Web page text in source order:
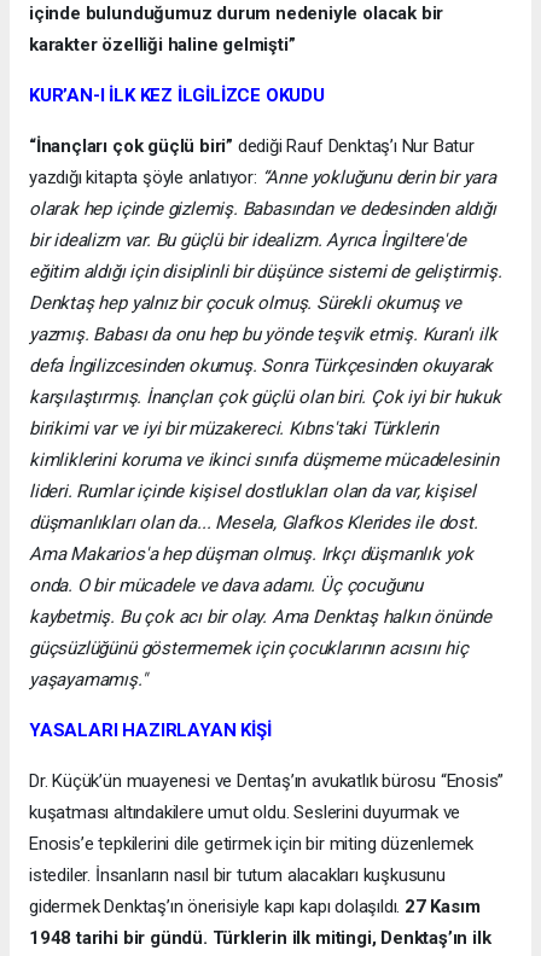
içinde bulunduğumuz durum nedeniyle olacak bir
karakter özelliği haline gelmişti”
KUR’AN-I İLK KEZ İLGİLİZCE OKUDU
“İnançları çok güçlü biri” dediği Rauf Denktaş’ı Nur Batur
yazdığı kitapta şöyle anlatıyor: “Anne yokluğunu derin bir yara
olarak hep içinde gizlemiş. Babasından ve dedesinden aldığı
bir idealizm var. Bu güçlü bir idealizm. Ayrıca İngiltere'de
eğitim aldığı için disiplinli bir düşünce sistemi de geliştirmiş.
Denktaş hep yalnız bir çocuk olmuş. Sürekli okumuş ve
yazmış. Babası da onu hep bu yönde teşvik etmiş. Kuran'ı ilk
defa İngilizcesinden okumuş. Sonra Türkçesinden okuyarak
karşılaştırmış. İnançları çok güçlü olan biri. Çok iyi bir hukuk
birikimi var ve iyi bir müzakereci. Kıbrıs'taki Türklerin
kimliklerini koruma ve ikinci sınıfa düşmeme mücadelesinin
lideri. Rumlar içinde kişisel dostlukları olan da var, kişisel
düşmanlıkları olan da... Mesela, Glafkos Klerides ile dost.
Ama Makarios'a hep düşman olmuş. Irkçı düşmanlık yok
onda. O bir mücadele ve dava adamı. Üç çocuğunu
kaybetmiş. Bu çok acı bir olay. Ama Denktaş halkın önünde
güçsüzlüğünü göstermemek için çocuklarının acısını hiç
yaşayamamış."
YASALARI HAZIRLAYAN KİŞİ
Dr. Küçük’ün muayenesi ve Dentaş’ın avukatlık bürosu “Enosis”
kuşatması altındakilere umut oldu. Seslerini duyurmak ve
Enosis’e tepkilerini dile getirmek için bir miting düzenlemek
istediler. İnsanların nasıl bir tutum alacakları kuşkusunu
gidermek Denktaş’ın önerisiyle kapı kapı dolaşıldı. 27 Kasım
1948 tarihi bir gündü. Türklerin ilk mitingi, Denktaş’ın ilk